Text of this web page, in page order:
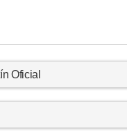
Oficial